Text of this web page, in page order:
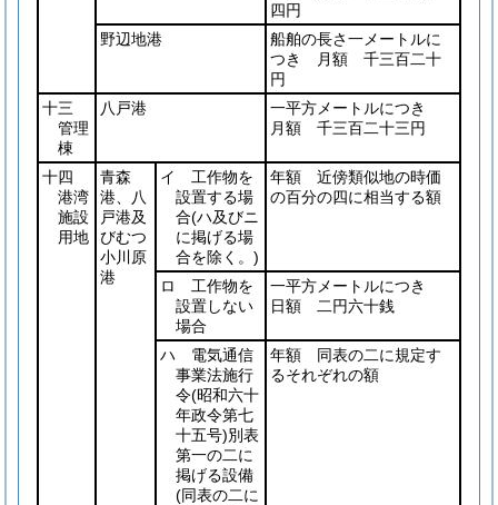
四円
野辺地港
船舶の長さ一メートルに
つき 月額 千三百二十
円
十三
管理
棟
八戸港
一平方メートルにつき
月額 千三百二十三円
十四
港湾
施設
用地
青森
港、八
戸港及
びむつ
小川原
港
イ 工作物を
設置する場
合(ハ及びニ
に掲げる場
合を除く。)
年額 近傍類似地の時価
の百分の四に相当する額
ロ 工作物を
設置しない
場合
一平方メートルにつき
日額 二円六十銭
ハ 電気通信
事業法施行
令(昭和六十
年政令第七
十五号)別表
第一の二に
掲げる設備
(同表の二に
年額 同表の二に規定す
るそれぞれの額